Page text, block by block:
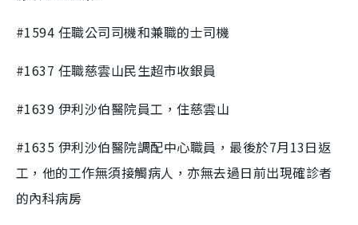
#1594 任職公司司機和兼職的士司機
#1637 任職慈雲山民生超市收銀員
#1639 伊利沙伯醫院員工，住慈雲山
#1635 伊利沙伯醫院調配中心職員，最後於7月13日返
工，他的工作無須接觸病人，亦無去過日前出現確診者
的內科病房